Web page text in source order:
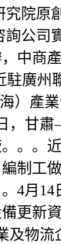
院原
公司
中商
駐廣州
）產
，甘
。。
制工
4月14
更新
及物流